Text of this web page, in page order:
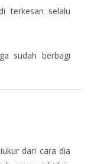
terkesan selalu
sudah berbagi
dari cara dia